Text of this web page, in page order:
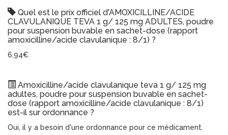
Quel est le prix officiel d'AMOXICILLINE/ACIDE
CLAVULANIQUE TEVA 1 g/ 125 mg ADULTES, poudre
pour suspension buvable en sachet-dose (rapport
amoxicilline/acide clavulanique : 8/1) ?
6,94€
Amoxicilline/acide clavulanique teva 1 g/ 125 mg
adultes, poudre pour suspension buvable en sachet-
dose (rapport amoxicilline/acide clavulanique : 8/1)
est-il sur ordonnance ?
Oui, il y a besoin d'une ordonnance pour ce médicament.